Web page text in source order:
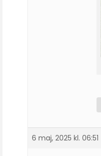
6 maj, 2025 kl. 06:51